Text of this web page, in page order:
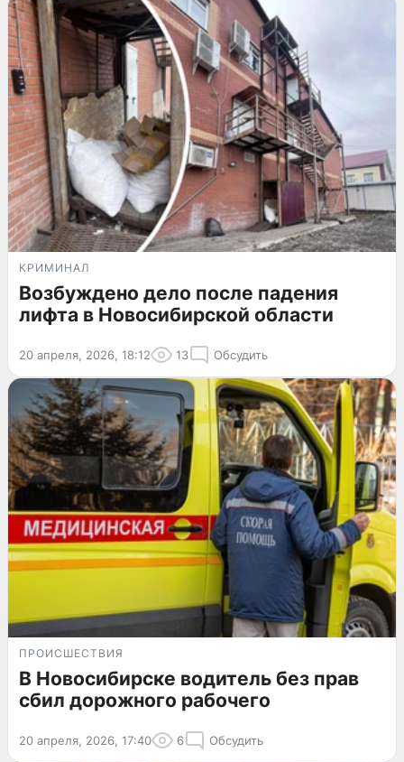
КРИМИНАЛ
Возбуждено дело после падения
лифта в Новосибирской области
20 апреля, 2026, 18:12 13 Обсудить
ПРОИСШЕСТВИЯ
В Новосибирске водитель без прав
сбил дорожного рабочего
20 апреля, 2026, 17:40 6 Обсудить